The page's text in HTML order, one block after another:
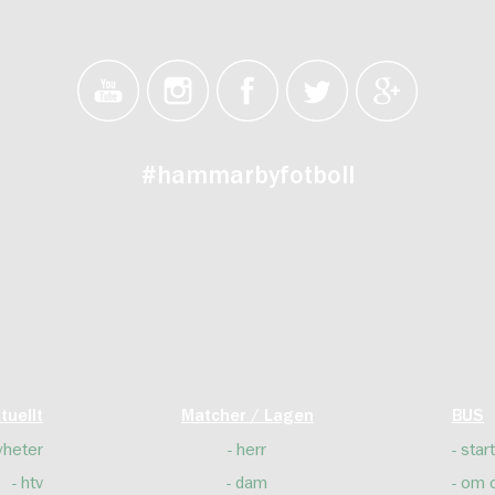
#hammarbyfotboll
htv
Matcher / Lagen
herr
dam
BUS
start
om